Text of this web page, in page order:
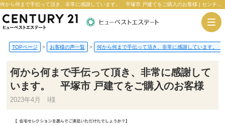
TOPページ > お客様の声一覧 > 何から何まで手伝って頂き、非常に感謝しています。
何から何まで手伝って頂き、非常に感謝して
います。 平塚市 戸建てをご購入のお客様
2023年4月 I様